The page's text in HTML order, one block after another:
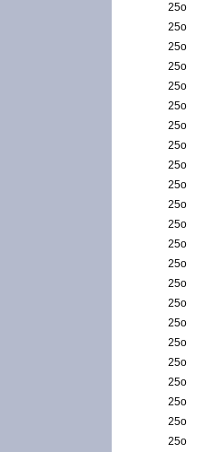
25ο
25ο
25ο
25ο
25ο
25ο
25ο
25ο
25ο
25ο
25ο
25ο
25ο
25ο
25ο
25ο
25ο
25ο
25ο
25ο
25ο
25ο
25ο